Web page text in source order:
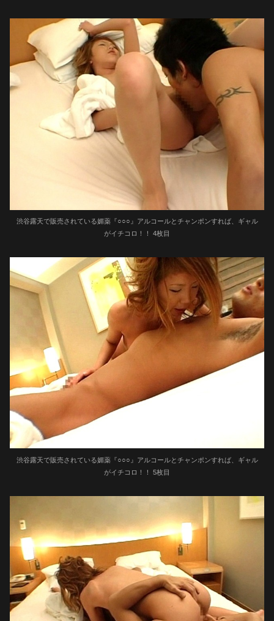
渋谷露天で販売されている媚薬『○○○』アルコールとチャンポンすれば、ギャル
がイチコロ！！ 4枚目
渋谷露天で販売されている媚薬『○○○』アルコールとチャンポンすれば、ギャル
がイチコロ！！ 5枚目